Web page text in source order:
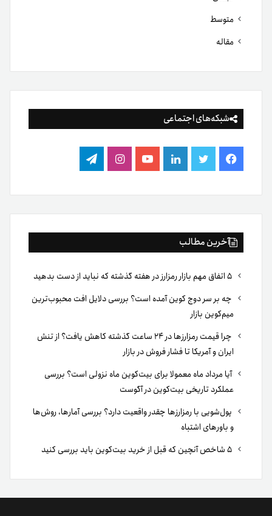
متوسط
مقاله
شبکه‌های اجتماعی
فیس
بوک
توییتر لینکدینیوتیوباینستاگرام
تلگرام
آخرین مطالب
چه بر سر دوج کوین آمده است؟ بررسی دلایل افت محبوب‌ترین
میم‌کوین بازار
چرا قیمت رمزارزها در ۲۴ ساعت گذشته کاهش یافت؟ از تنش
ایران و آمریکا تا فشار فروش در بازار
آیا مرداد ماه معمولا برای بیت‌کوین ماه نزولی است؟ بررسی
عملکرد تاریخی بیت‌کوین در آگوست
پول‌شویی با رمزارزها چقدر واقعیت دارد؟ بررسی آمارها، روش‌ها
و باورهای اشتباه